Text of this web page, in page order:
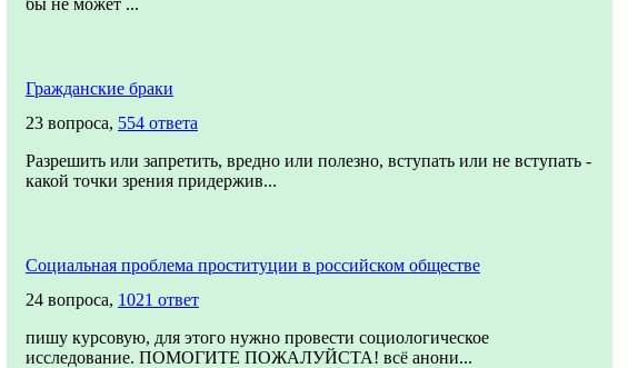
бы не может ...
Гражданские браки
23 вопроса, 554 ответа
Разрешить или запретить, вредно или полезно, вступать или не вступать -
какой точки зрения придержив...
Социальная проблема проституции в российском обществе
24 вопроса, 1021 ответ
пишу курсовую, для этого нужно провести социологическое
исследование. ПОМОГИТЕ ПОЖАЛУЙСТА! всё анони...